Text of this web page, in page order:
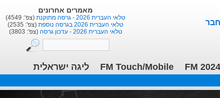
מאמרים אחרונים
טלאי העברית 2026 - גרסה מתוקנת
(צפ': 4549)
טלאי העברית 2026 בגרסה נוספת
(צפ': 2535)
טלאי העברית 2026 - עדכון גרסה
(צפ': 3803)
FM 2024
FM Touch/Mobile
ליגה ישראלית